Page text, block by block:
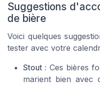
Suggestions
de bière
Voici quelques
tester avec votre
Stout : Ces bières
marient bien avec